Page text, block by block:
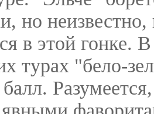
но неизвестно,
в этой гонке.
турах "бело-